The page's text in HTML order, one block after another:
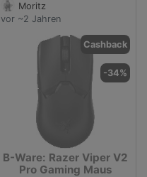
Moritz
vor ~2 Jahren
Cashback
-34%
B-Ware: Razer Viper V2
Pro Gaming Maus